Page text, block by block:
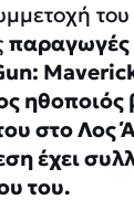
του
παραγωγές
ηθοποιός
στο Λος
έχει
του.